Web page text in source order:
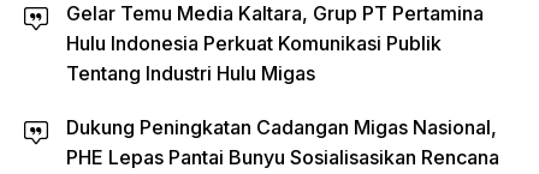
Gelar Temu Media Kaltara, Grup PT Pertamina
Hulu Indonesia Perkuat Komunikasi Publik
Tentang Industri Hulu Migas
Dukung Peningkatan Cadangan Migas Nasional,
PHE Lepas Pantai Bunyu Sosialisasikan Rencana